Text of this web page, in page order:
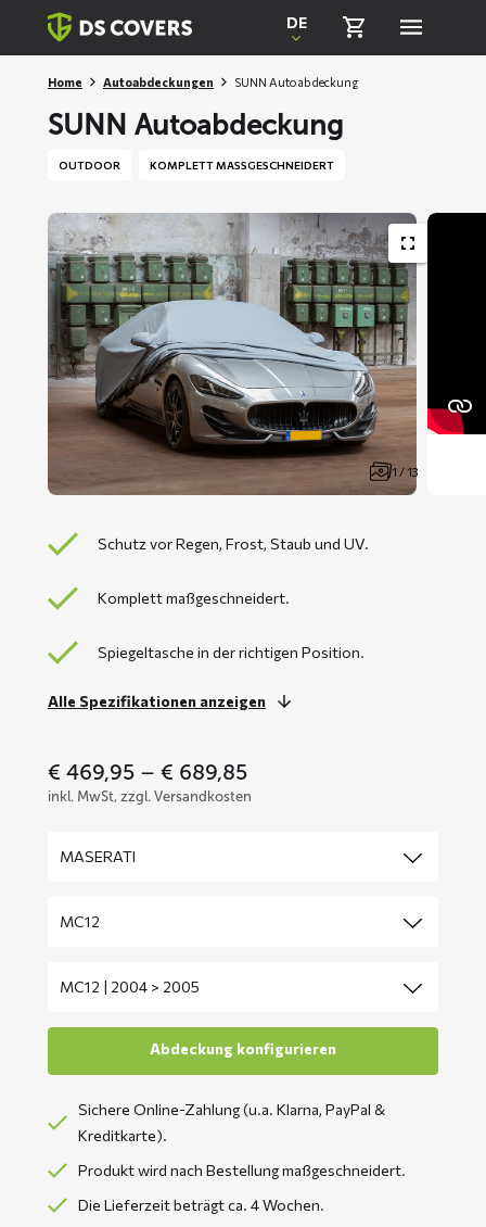
Skiplinks
DE
Home Autoabdeckungen SUNN Autoabdeckung
SUNN Autoabdeckung
OUTDOOR KOMPLETT MASSGESCHNEIDERT
1 / 13
Schutz vor Regen, Frost, Staub und UV.
Komplett maßgeschneidert.
Spiegeltasche in der richtigen Position.
Alle Spezifikationen anzeigen
€ 469,95 – € 689,85Price
range:
inkl. MwSt, zzgl. Versandkosten
Sichere Online-Zahlung (u.a. Klarna, PayPal &
Kreditkarte).
Produkt wird nach Bestellung maßgeschneidert.
Die Lieferzeit beträgt ca. 4 Wochen.